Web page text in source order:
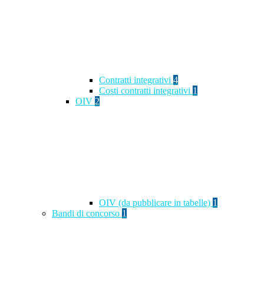
Contratti integrativi 4
Costi contratti integrativi 1
OIV 2
OIV (da pubblicare in tabelle) 1
Bandi di concorso 1